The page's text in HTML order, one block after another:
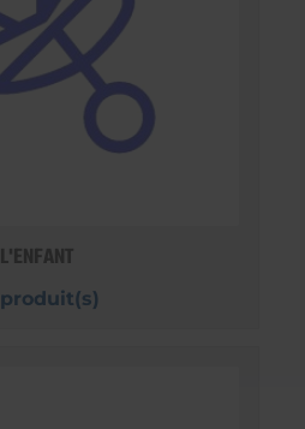
L'ENFANT